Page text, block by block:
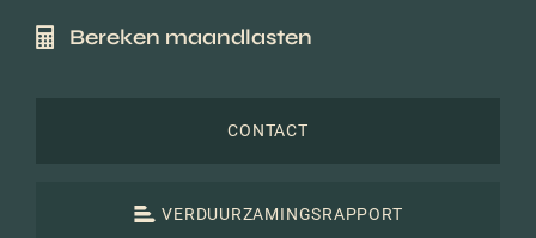
Bereken maandlasten
CONTACT
VERDUURZAMINGSRAPPORT